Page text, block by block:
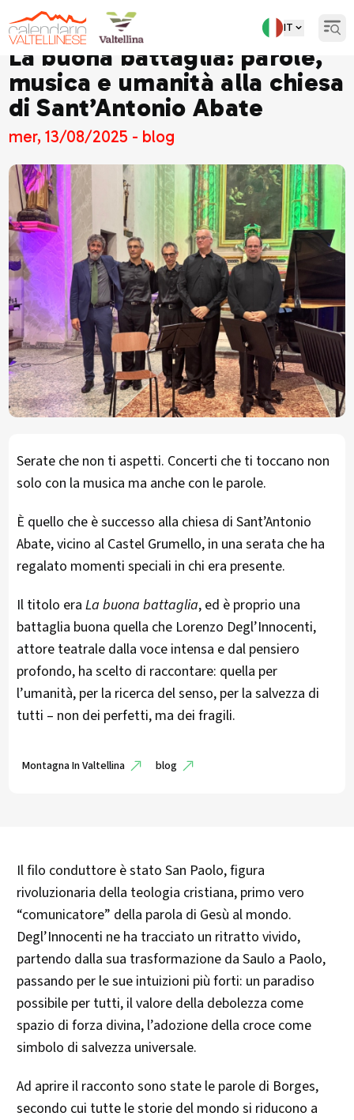
IT
La buona battaglia: parole,
musica e umanità alla chiesa
di Sant’Antonio Abate
mer, 13/08/2025 - blog
Serate che non ti aspetti. Concerti che ti toccano non
solo con la musica ma anche con le parole.
È quello che è successo alla chiesa di Sant’Antonio
Abate, vicino al Castel Grumello, in una serata che ha
regalato momenti speciali in chi era presente.
Il titolo era La buona battaglia, ed è proprio una
battaglia buona quella che Lorenzo Degl’Innocenti,
attore teatrale dalla voce intensa e dal pensiero
profondo, ha scelto di raccontare: quella per
l’umanità, per la ricerca del senso, per la salvezza di
tutti – non dei perfetti, ma dei fragili.
Montagna In Valtellina blog
Il filo conduttore è stato San Paolo, figura
rivoluzionaria della teologia cristiana, primo vero
“comunicatore” della parola di Gesù al mondo.
Degl’Innocenti ne ha tracciato un ritratto vivido,
partendo dalla sua trasformazione da Saulo a Paolo,
passando per le sue intuizioni più forti: un paradiso
possibile per tutti, il valore della debolezza come
spazio di forza divina, l’adozione della croce come
simbolo di salvezza universale.
Ad aprire il racconto sono state le parole di Borges,
secondo cui tutte le storie del mondo si riducono a